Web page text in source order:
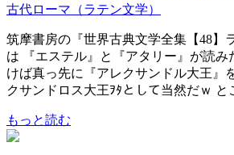
古代ローマ（ラテン文学）
筑摩書房の『世界古典文学全集【48】
は 『エステル』と『アタリー』が読み
けば真っ先に『アレクサンドル大王』
クサンドロス大王ｦﾀとして当然だｗ
もっと読む